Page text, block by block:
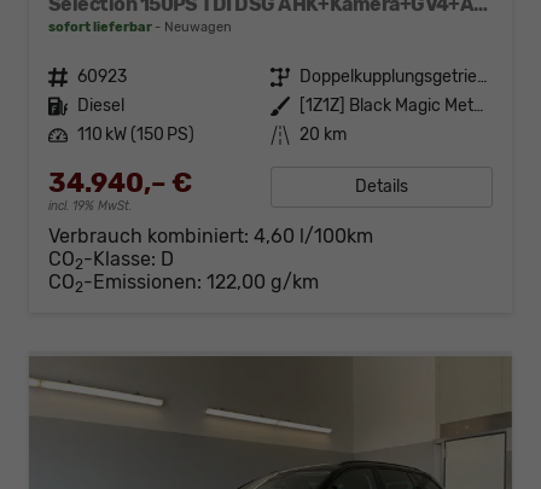
sofort lieferbar Neuwagen
Fahrzeugnr. 60923 Getriebe
Doppelkupplungsgetriebe (DSG)
Kraftstoff Diesel Außenfarbe
[1Z1Z] Black Magic Metallic
Leistung 110 kW (150 PS) Kilometerstand 20 km
34.940,– €
incl. 19% MwSt.
Details
Verbrauch kombiniert: 4,60 l/100km
CO2-Klasse: D
CO2-Emissionen: 122,00 g/km